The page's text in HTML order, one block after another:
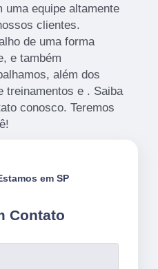
uma equipe altamente
clientes.
de uma forma
e também
além dos
treinamentos e . Saiba
conosco. Teremos
Contato
em SP